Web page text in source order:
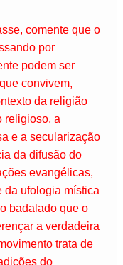
comente que o
por
podem ser
convivem,
da religião
religioso, a
e a secularização
da difusão do
evangélicas,
da ufologia mística
badalado que o
a verdadeira
trata de
do